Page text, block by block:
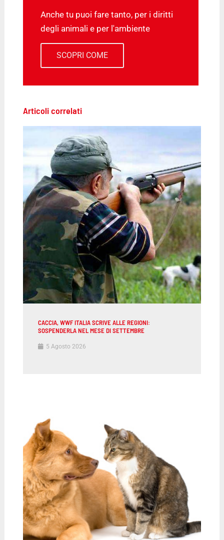
Anche tu puoi fare tanto, per i diritti
degli animali e per l'ambiente
SCOPRI COME
Articoli correlati
CACCIA, WWF ITALIA SCRIVE ALLE REGIONI:
SOSPENDERLA NEL MESE DI SETTEMBRE
5 Agosto 2026